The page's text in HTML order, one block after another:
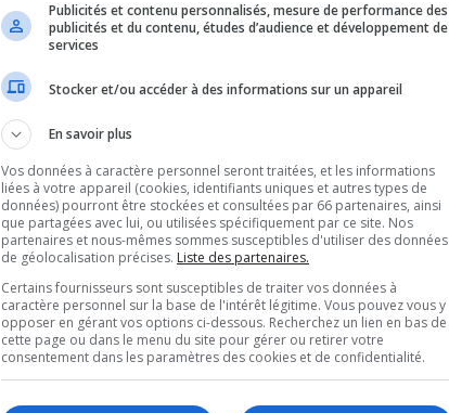
Publicités et contenu personnalisés, mesure de performance des
publicités et du contenu, études d’audience et développement de
services
Stocker et/ou accéder à des informations sur un appareil
En savoir plus
Vos données à caractère personnel seront traitées, et les informations
liées à votre appareil (cookies, identifiants uniques et autres types de
données) pourront être stockées et consultées par 66 partenaires, ainsi
que partagées avec lui, ou utilisées spécifiquement par ce site. Nos
partenaires et nous-mêmes sommes susceptibles d'utiliser des données
de géolocalisation précises. Liste des partenaires.
Certains fournisseurs sont susceptibles de traiter vos données à
caractère personnel sur la base de l'intérêt légitime. Vous pouvez vous y
opposer en gérant vos options ci-dessous. Recherchez un lien en bas de
cette page ou dans le menu du site pour gérer ou retirer votre
consentement dans les paramètres des cookies et de confidentialité.